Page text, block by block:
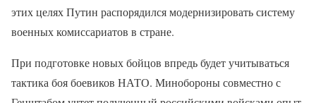
этих целях Путин распорядился модернизировать систему
военных комиссариатов в стране.
При подготовке новых бойцов впредь будет учитываться
тактика боя боевиков НАТО. Минобороны совместно с